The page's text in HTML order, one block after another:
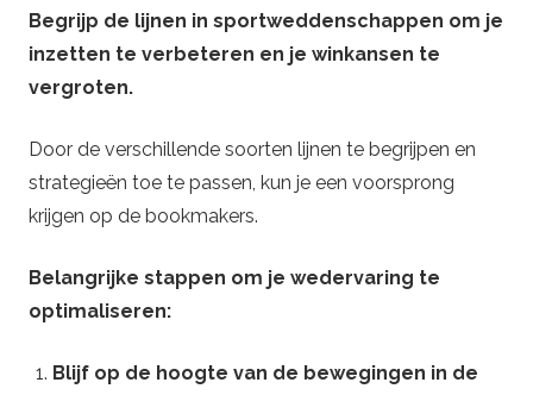
Begrijp de lijnen in sportweddenschappen om je
inzetten te verbeteren en je winkansen te
vergroten.
Door de verschillende soorten lijnen te begrijpen en
strategieën toe te passen, kun je een voorsprong
krijgen op de bookmakers.
Belangrijke stappen om je wedervaring te
optimaliseren:
Blijf op de hoogte van de bewegingen in de